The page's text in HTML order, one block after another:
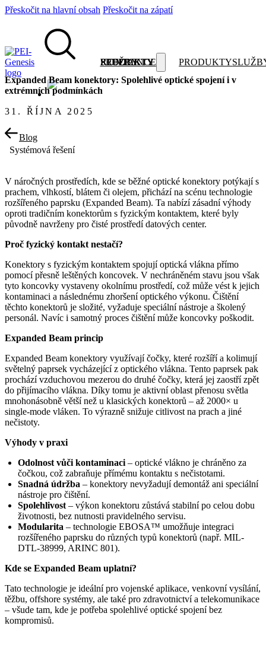
Přeskočit na hlavní obsah Přeskočit na zápatí
PRODUKTY
SLUŽBY
REFERENCE
KONTAKTY PRODUKTY
Expanded Beam konektory: Spolehlivé optické spojení i v
extrémních podmínkách
31. ŘÍJNA 2025
Blog
Systémová řešení
V náročných prostředích, kde se běžné optické konektory potýkají s
prachem, vlhkostí, blátem či olejem, přichází na scénu technologie
rozšířeného paprsku (Expanded Beam). Ta nabízí zásadní výhody
oproti tradičním konektorům s fyzickým kontaktem, které byly
původně navrženy pro čisté prostředí datových center.
Proč fyzický kontakt nestačí?
Konektory s fyzickým kontaktem spojují optická vlákna přímo
pomocí přesně leštěných koncovek. V nechráněném stavu jsou však
tyto koncovky vystaveny okolnímu prostředí, což může vést k jejich
kontaminaci a následnému zhoršení optického výkonu. Čištění
těchto konektorů je složité, vyžaduje speciální nástroje a školený
personál. Navíc i samotný proces čištění může koncovky poškodit.
Expanded Beam princip
Expanded Beam konektory využívají čočky, které rozšíří a kolimují
světelný paprsek vycházející z optického vlákna. Tento paprsek pak
prochází vzduchovou mezerou do druhé čočky, která jej zaostří zpět
do přijímacího vlákna. Díky tomu je aktivní oblast přenosu světla
mnohonásobně větší než u klasických konektorů – až 2000× u
single-mode vláken. To výrazně snižuje citlivost na prach a jiné
nečistoty.
Výhody v praxi
Odolnost vůči kontaminaci – optické vlákno je chráněno za
čočkou, což zabraňuje přímému kontaktu s nečistotami.
Snadná údržba – konektory nevyžadují demontáž ani speciální
nástroje pro čištění.
Spolehlivost – výkon konektoru zůstává stabilní po celou dobu
životnosti, bez nutnosti pravidelného servisu.
Modularita – technologie EBOSA™ umožňuje integraci
rozšířeného paprsku do různých typů konektorů (např. MIL-
DTL-38999, ARINC 801).
Kde se Expanded Beam uplatní?
Tato technologie je ideální pro vojenské aplikace, venkovní vysílání,
těžbu, offshore systémy, ale také pro zdravotnictví a telekomunikace
– všude tam, kde je potřeba spolehlivé optické spojení bez
kompromisů.